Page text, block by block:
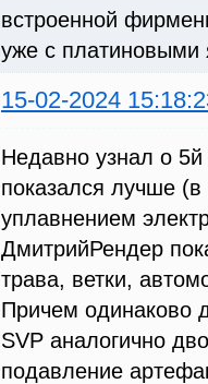
встроенной
уже с
15-02-2024
Недавно узнал о
показался лучше
уплавнением
ДмитрийРендер
трава, ветки,
Причем одинаково
SVP аналогично
подавление